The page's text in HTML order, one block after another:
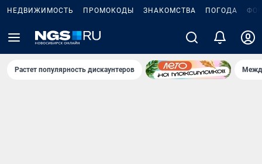
НЕДВИЖИМОСТЬ ПРОМОКОДЫ ЗНАКОМСТВА ПОГОДА
Растет популярность дискаунтеров